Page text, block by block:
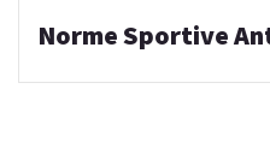
Norme Sportive